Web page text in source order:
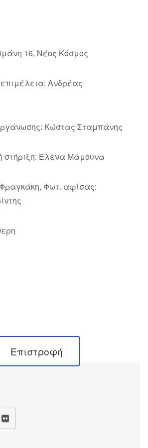
16, Νέος Κόσμος
Ανδρέας
Κώστας Σταμπάνης
στήριξη: Έλενα Μάμουνα
Φωτ. αφίσας:
Επιστροφή